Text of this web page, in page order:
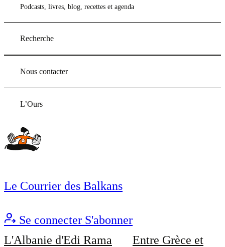
Podcasts, livres, blog, recettes et agenda
Recherche
Nous contacter
L’Ours
Le Courrier des Balkans
Se connecter S'abonner
L'Albanie d'Edi Rama
Entre Grèce et